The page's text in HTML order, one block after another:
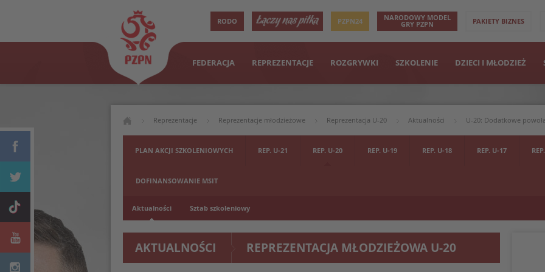
RODO PZPN24 NARODOWY MODEL
GRY PZPN PAKIETY BIZNES
FEDERACJA REPREZENTACJE ROZGRYWKI SZKOLENIE DZIECI I MŁODZIEŻ
Reprezentacje Reprezentacje młodzieżowe Reprezentacja U-20 Aktualności U-20: Dodatkowe
PLAN AKCJI SZKOLENIOWYCH REP. U-21 REP. U-20 REP. U-19 REP. U-18 REP. U-17
DOFINANSOWANIE MSIT
Aktualności Sztab szkoleniowy
AKTUALNOŚCI REPREZENTACJA MŁODZIEŻOWA U-20